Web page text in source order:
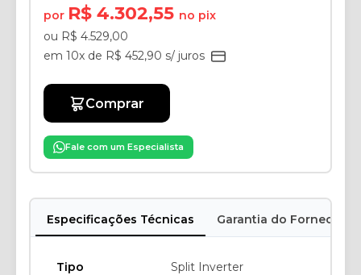
por R$ 4.302,55 no pix
ou R$ 4.529,00
em 10x de R$ 452,90 s/ juros
Comprar
Fale com um Especialista
Especificações Técnicas Garantia do Fornecedor
Tipo Split Inverter